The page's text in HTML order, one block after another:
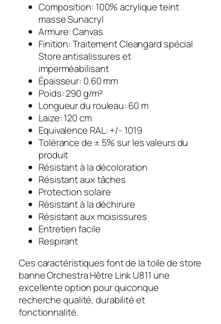
Composition: 100% acrylique teint
masse Sunacryl
Armure: Canvas
Finition: Traitement Cleangard spécial
Store antisalissures et
imperméabilisant
Épaisseur: 0.60 mm
Poids: 290 g/m²
Longueur du rouleau: 60 m
Laize: 120 cm
Equivalence RAL: +/- 1019
Tolérance de ± 5% sur les valeurs du
produit
Résistant à la décoloration
Résistant aux tâches
Protection solaire
Résistant à la déchirure
Résistant aux moisissures
Entretien facile
Respirant
Ces caractéristiques font de la toile de store
banne Orchestra Hêtre Link U811 une
excellente option pour quiconque
recherche qualité, durabilité et
fonctionnalité.